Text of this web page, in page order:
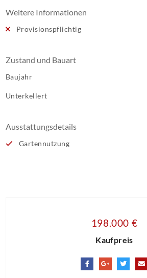
Weitere Informationen
Provisionspflichtig
Zustand und Bauart
Baujahr
Unterkellert
Ausstattungsdetails
Gartennutzung
198.000 €
Kaufpreis